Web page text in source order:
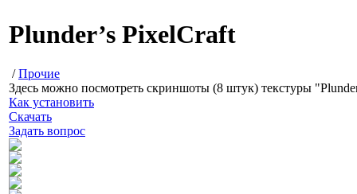
Plunder’s PixelCraft
/Прочие
Здесь можно посмотреть скриншоты (8 штук) текстуры
Как установить
Скачать
Задать вопрос